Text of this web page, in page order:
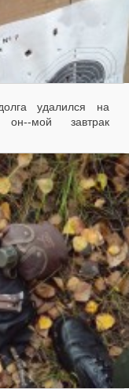
удалился на
он--мой завтрак